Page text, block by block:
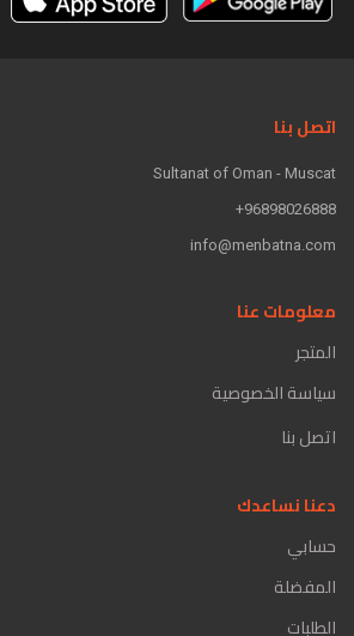
اتصل بنا
Sultanat of Oman - Muscat
96898026888+
info@menbatna.com
معلومات عنا
المتجر
سياسة الخصوصية
اتصل بنا
دعنا نساعدك
حسابي
المفضلة
الطلبات